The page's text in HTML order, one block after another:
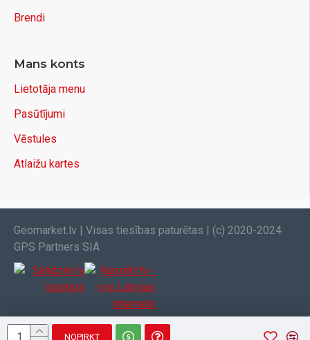
NOPIRKT
Brendi
Mans konts
Lietotāja menu
Pasūtījumi
Vēstules
Atlaižu kartes
Geomarket.lv | Visas tiesības paturētas | (c) 2020-2024
GPS Partners SIA